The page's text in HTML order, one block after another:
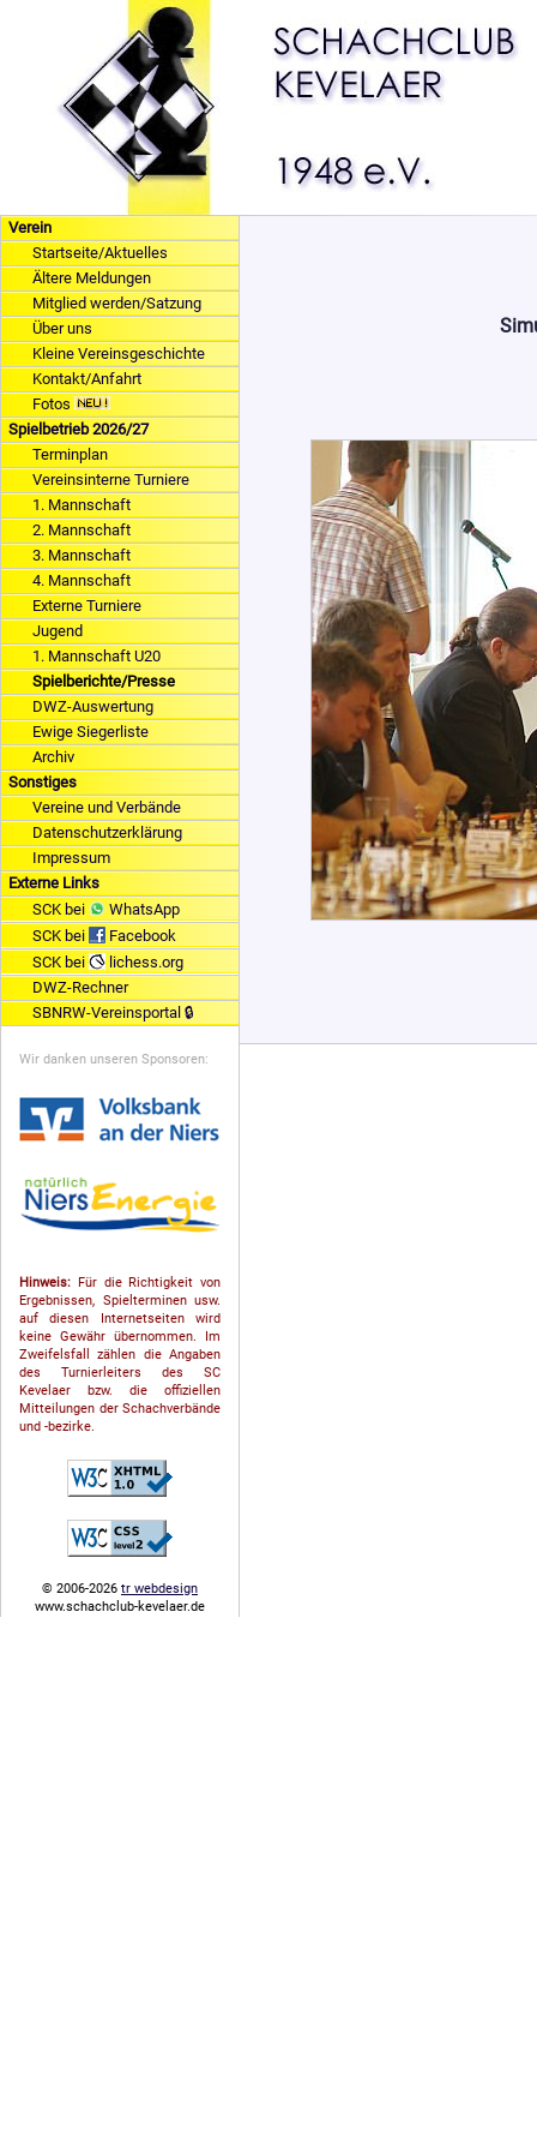
Verein
Startseite/Aktuelles
Ältere Meldungen
Mitglied werden/Satzung
Über uns
Kleine Vereinsgeschichte
Kontakt/Anfahrt
Fotos
Spielbetrieb 2026/27
Terminplan
Vereinsinterne Turniere
1. Mannschaft
2. Mannschaft
3. Mannschaft
4. Mannschaft
Externe Turniere
Jugend
1. Mannschaft U20
Spielberichte/Presse
DWZ-Auswertung
Ewige Siegerliste
Archiv
Sonstiges
Vereine und Verbände
Datenschutzerklärung
Impressum
Externe Links
SCK bei
WhatsApp
SCK bei
Facebook
SCK bei
lichess.org
DWZ-Rechner
SBNRW-Vereinsportal 🔒
Wir danken unseren Sponsoren:
Hinweis: Für die Richtigkeit von
Ergebnissen, Spielterminen usw.
auf diesen Internetseiten wird
keine Gewähr übernommen. Im
Zweifelsfall zählen die Angaben
des Turnierleiters des SC
Kevelaer bzw. die offiziellen
Mitteilungen der Schach­ver­bände
und -bezirke.
© 2006-2026 tr webdesign
www.schachclub-kevelaer.de